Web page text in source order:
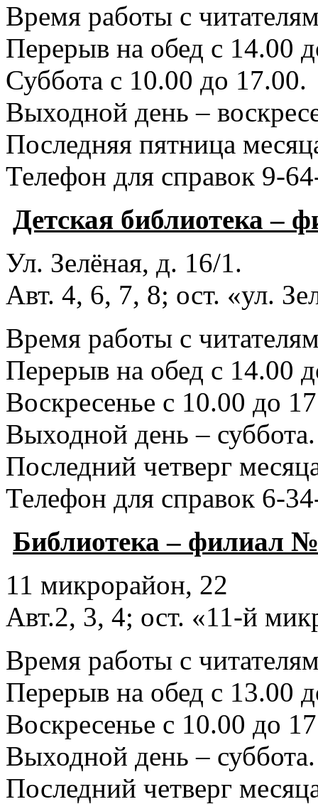
Время работы с
Перерыв на обед с 14.00
Суббота с 10.00 до 17.00.
Выходной день –
Последняя пятница
Телефон для справок 9-
Детская библиотека –
Ул. Зелёная, д. 16/1.
Авт. 4, 6, 7, 8; ост. «ул.
Время работы с
Перерыв на обед с 14.00
Воскресенье с 10.00 до
Выходной день – суббота.
Последний четверг
Телефон для справок 6-
Библиотека – филиал
11 микрорайон, 22
Авт.2, 3, 4; ост. «11-й
Время работы с
Перерыв на обед с 13.00
Воскресенье с 10.00 до
Выходной день – суббота.
Последний четверг